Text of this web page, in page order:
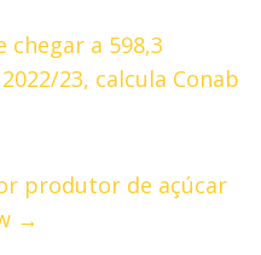
chegar a 598,3
23, calcula Conab
produtor de açúcar
→